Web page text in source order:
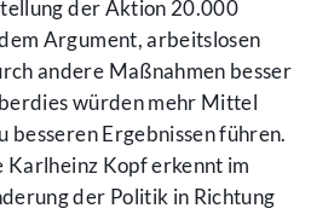
der Aktion 20.000
Argument, arbeitslosen
andere Maßnahmen besser
würden mehr Mittel
besseren Ergebnissen führen.
Karlheinz Kopf erkennt im
der Politik in Richtung